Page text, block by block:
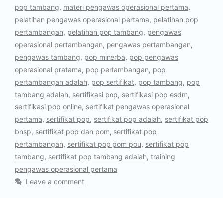
pop tambang, materi pengawas operasional pertama,
pelatihan pengawas operasional pertama, pelatihan pop
pertambangan, pelatihan pop tambang, pengawas
operasional pertambangan, pengawas pertambangan,
pengawas tambang, pop minerba, pop pengawas
operasional pratama, pop pertambangan, pop
pertambangan adalah, pop sertifikat, pop tambang, pop
tambang adalah, sertifikasi pop, sertifikasi pop esdm,
sertifikasi pop online, sertifikat pengawas operasional
pertama, sertifikat pop, sertifikat pop adalah, sertifikat pop
bnsp, sertifikat pop dan pom, sertifikat pop
pertambangan, sertifikat pop pom pou, sertifikat pop
tambang, sertifikat pop tambang adalah, training
pengawas operasional pertama
Leave a comment